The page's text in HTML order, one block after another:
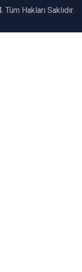
Hakları Saklıdır.